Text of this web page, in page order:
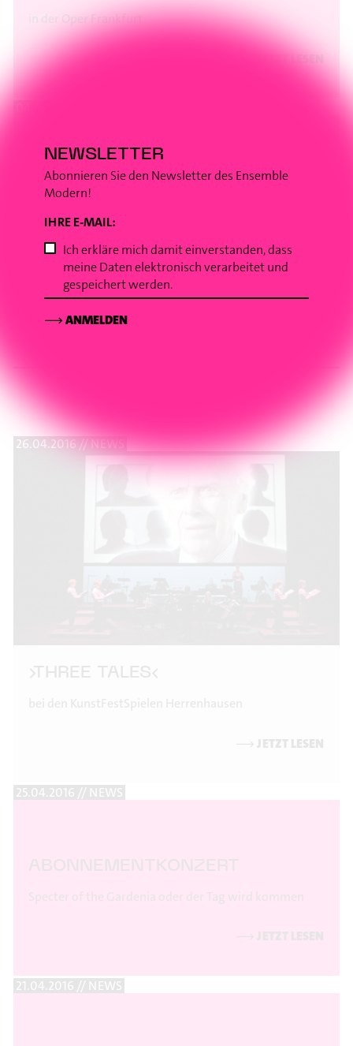
NEWSLETTER
Abonnieren Sie den Newsletter des Ensemble
Modern!
IHRE E-MAIL:
Ich erkläre mich damit einverstanden, dass
meine Daten elektronisch verarbeitet und
gespeichert werden.
⟶ANMELDEN
in der Oper Frankfurt
JETZT LESEN
TANZ UNDMUSIK
⟶JETZT LESEN
26.04.2016 // NEWS
25.04.2016 // NEWS
ABONNEMENTKONZERT
Specter of the Gardenia oder der Tag wird kommen
⟶ JETZT LESEN
21.04.2016 // NEWS